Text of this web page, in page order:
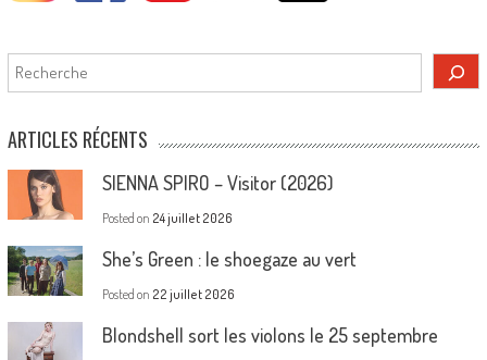
Rechercher
ARTICLES RÉCENTS
SIENNA SPIRO – Visitor (2026)
Posted on 24 juillet 2026
She’s Green : le shoegaze au vert
Posted on 22 juillet 2026
Blondshell sort les violons le 25 septembre